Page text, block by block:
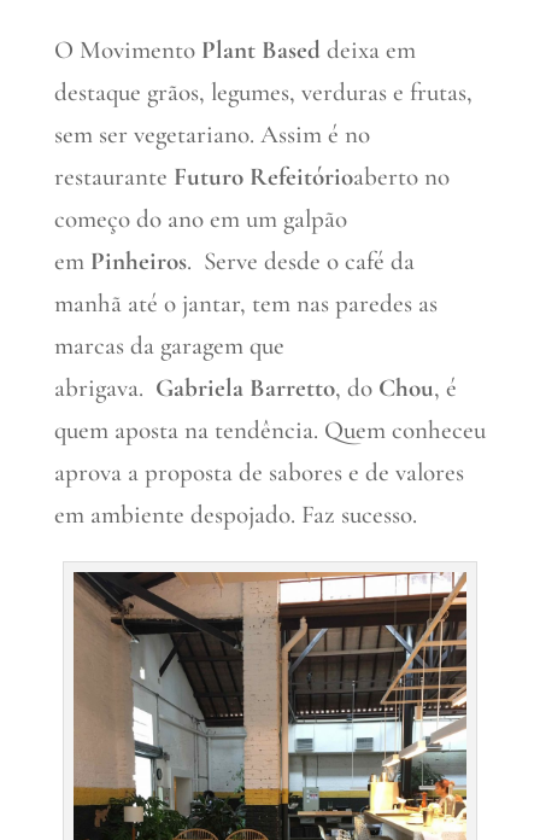
O Movimento Plant Baseddeixa em
destaque grãos, legumes, verduras e frutas,
sem ser vegetariano. Assim é no
restaurante Futuro Refeitórioaberto no
começo do ano em um galpão
em Pinheiros. Serve desde o café da
manhã até o jantar, tem nas paredes as
marcas da garagem que
abrigava. Gabriela Barretto, do Chou, é
quem aposta na tendência. Quem conheceu
aprova a proposta de sabores e de valores
em ambiente despojado. Faz sucesso.